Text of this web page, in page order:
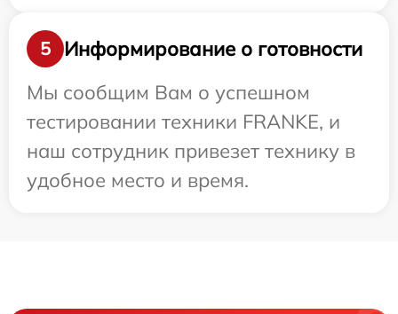
5
Информирование о готовности
Мы сообщим Вам о успешном
тестировании техники FRANKE, и
наш сотрудник привезет технику в
удобное место и время.